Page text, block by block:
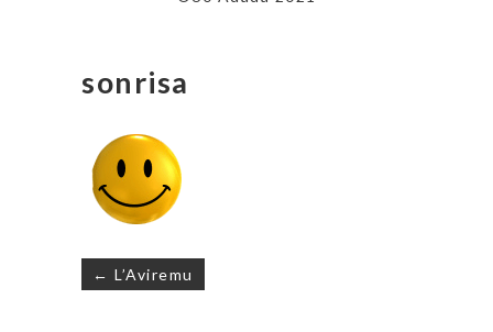
sonrisa
Navigation
de
← L’Aviremu